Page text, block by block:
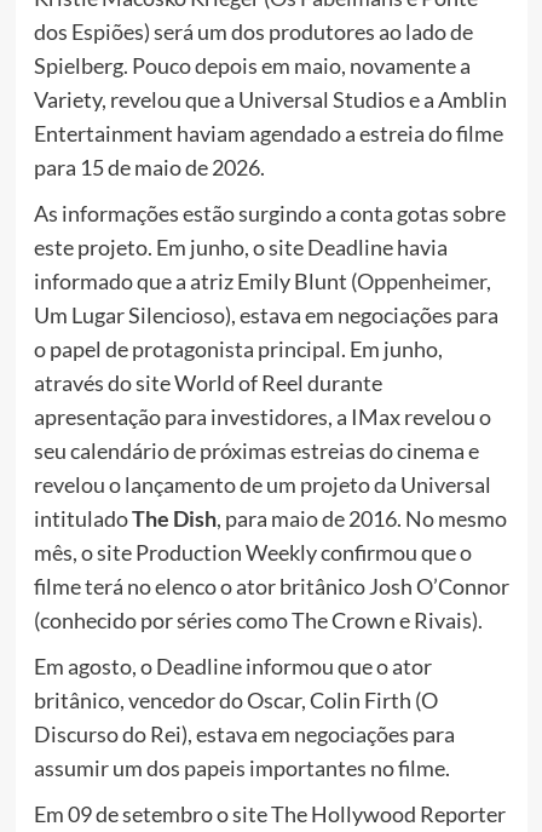
dos Espiões) será um dos produtores ao lado de
Spielberg. Pouco depois em maio, novamente a
Variety, revelou que a Universal Studios e a Amblin
Entertainment haviam agendado a estreia do filme
para 15 de maio de 2026.
As informações estão surgindo a conta gotas sobre
este projeto. Em junho, o site Deadline havia
informado que a atriz Emily Blunt (Oppenheimer,
Um Lugar Silencioso), estava em negociações para
o papel de protagonista principal. Em junho,
através do site World of Reel durante
apresentação para investidores, a IMax revelou o
seu calendário de próximas estreias do cinema e
revelou o lançamento de um projeto da Universal
intituladoThe Dish, para maio de 2016. No mesmo
mês, o site Production Weekly confirmou que o
filme terá no elenco o ator britânico Josh O’Connor
(conhecido por séries como The Crown e Rivais).
Em agosto, o Deadline informou que o ator
britânico, vencedor do Oscar, Colin Firth (O
Discurso do Rei), estava em negociações para
assumir um dos papeis importantes no filme.
Em 09 de setembro o site The Hollywood Reporter